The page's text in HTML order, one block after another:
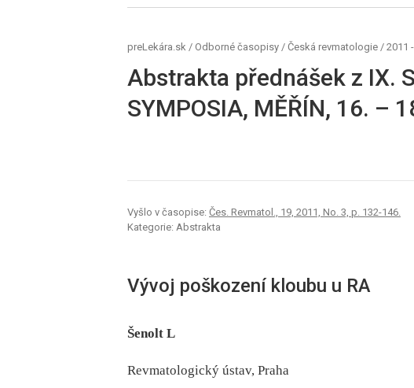
preLekára.sk / Odborné časopisy / Česká revmatologie / 2011
Abstrakta přednášek z IX.
SYMPOSIA, MĚŘÍN, 16. –
Vyšlo v časopise: Čes. Revmatol., 19, 2011, No. 3, p. 132-146.
Kategorie: Abstrakta
Vývoj poškození kloubu u RA
Šenolt L
Revmatologický ústav, Praha